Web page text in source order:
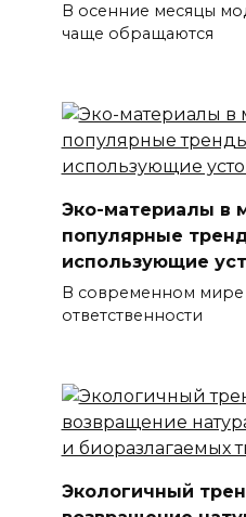
В осенние месяцы
чаще обращаются
Эко-материалы в
популярные
использующие
В современном мире
ответственности
Экологичный